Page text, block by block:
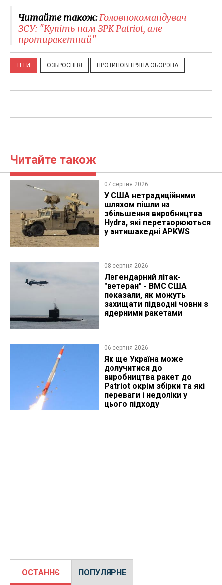
Читайте також:Головнокомандувач
ЗСУ: "Купіть нам ЗРК Patriot, але
протиракетний"
ТЕГИ ОЗБРОЄННЯ ПРОТИПОВІТРЯНА ОБОРОНА
Читайте також
07 серпня 2026
У США нетрадиційними
шляхом пішли на
збільшення виробництва
Hydra, які перетворюються
у антишахедні APKWS
08 серпня 2026
Легендарний літак-
"ветеран" - ВМС США
показали, як можуть
захищати підводні човни з
ядерними ракетами
06 серпня 2026
Як ще Україна може
долучитися до
виробництва ракет до
Patriot окрім збірки та які
переваги і недоліки у
цього підходу
ОСТАННЄ ПОПУЛЯРНЕ